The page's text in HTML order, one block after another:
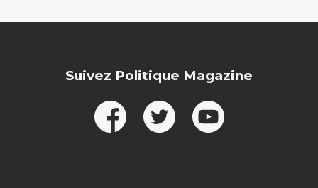
Suivez Politique Magazine